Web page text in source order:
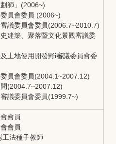
師」(2006~)
員會委員 (2006~)
議委員會委員(2006.7~2010.7)
建築、聚落暨文化景觀審議委
土地使用開發野i審議委員會委
員會委員(2004.1~2007.12)
(2004.7~2007.12)
議委員會委員(1999.7~)
會員
會員
工法種子教師